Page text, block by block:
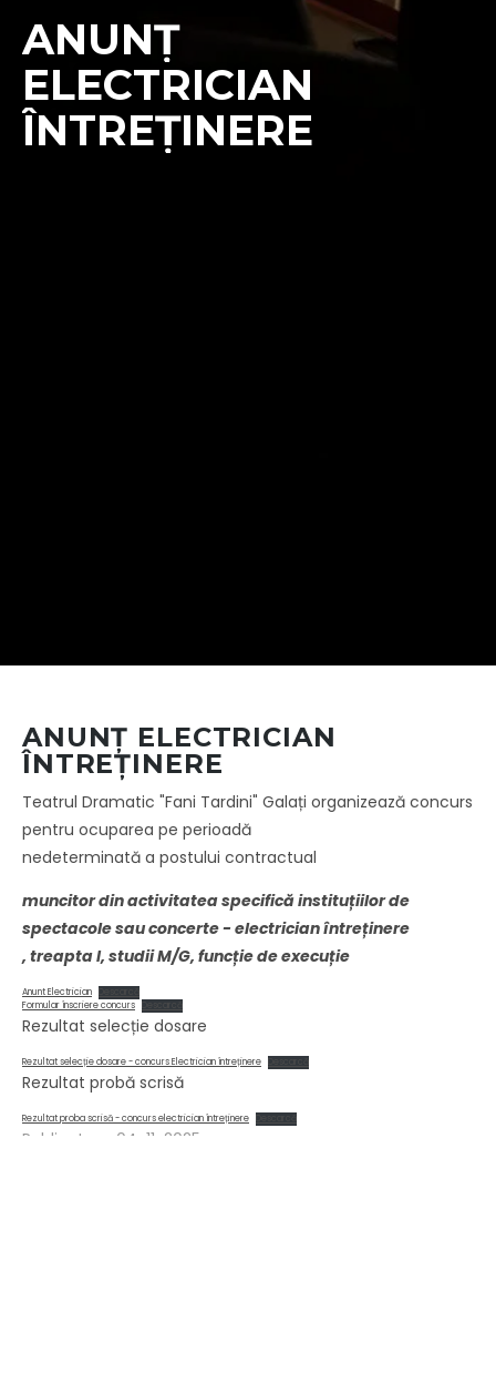
ANUNȚ
ELECTRICIAN
ÎNTREȚINERE
ANUNȚ ELECTRICIAN
ÎNTREȚINERE
Teatrul Dramatic "Fani Tardini" Galați organizează concurs
pentru ocuparea pe perioadă
nedeterminată a postului contractual
muncitor din activitatea specifică instituțiilor de
spectacole sau concerte - electrician întreținere
, treapta I, studii M/G, funcție de execuție
Anunt Electrician
Formular înscriere concurs
Rezultat selecție dosare
Rezultat selecție dosare - concurs Electrician întreținere
Rezultat probă scrisă
Rezultat proba scrisă - concurs electrician întreținere
Publicat pe: 04-11-2025